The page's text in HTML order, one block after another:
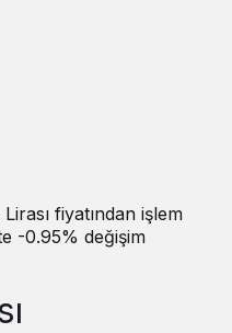
fiyatından işlem
-0.95% değişim